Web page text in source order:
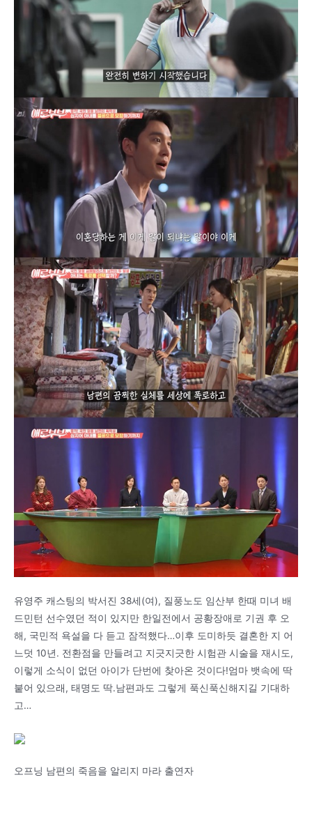
유영주 캐스팅의 박서진 38세(여), 질풍노도 임산부 한때 미녀 배
드민턴 선수였던 적이 있지만 한일전에서 공황장애로 기권 후 오
해, 국민적 욕설을 다 듣고 잠적했다…이후 도미하듯 결혼한 지 어
느덧 10년. 전환점을 만들려고 지긋지긋한 시험관 시술을 재시도,
이렇게 소식이 없던 아이가 단번에 찾아온 것이다!엄마 뱃속에 딱
붙어 있으래, 태명도 딱.남편과도 그렇게 푹신푹신해지길 기대하
고…
오프닝 남편의 죽음을 알리지 마라 출연자